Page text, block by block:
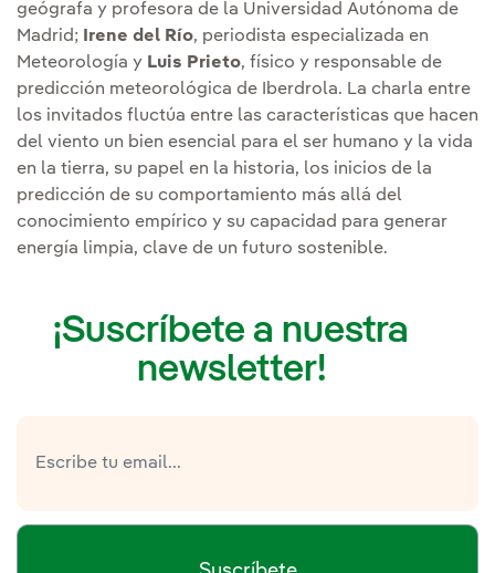
geógrafa y profesora de la Universidad Autónoma de
Madrid; Irene del Río, periodista especializada en
Meteorología y Luis Prieto, físico y responsable de
predicción meteorológica de Iberdrola. La charla entre
los invitados fluctúa entre las características que hacen
del viento un bien esencial para el ser humano y la vida
en la tierra, su papel en la historia, los inicios de la
predicción de su comportamiento más allá del
conocimiento empírico y su capacidad para generar
energía limpia, clave de un futuro sostenible.
¡Suscríbete a nuestra
newsletter!